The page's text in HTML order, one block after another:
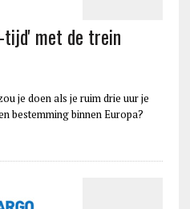
met de trein
je doen als je ruim drie uur je
bestemming binnen Europa?